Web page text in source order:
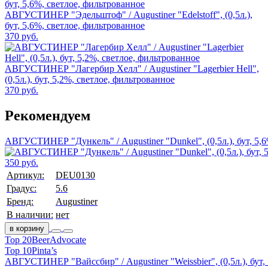
АВГУСТИНЕР "Эдельштоф" / Augustiner "Edelstoff", (0,5л.),
бут, 5,6%, светлое, фильтрованное
370 руб.
АВГУСТИНЕР "Лагербир Хелл" / Augustiner "Lagerbier Hell",
(0,5л.), бут, 5,2%, светлое, фильтрованное
370 руб.
Рекомендуем
АВГУСТИНЕР "Дункель" / Augustiner "Dunkel", (0,5л.), бут,
350 руб.
Артикул:
DEU0130
Градус:
5.6
Бренд:
Augustiner
В наличии: нет
в корзину
Top 20BeerAdvocate
Top 10Pinta’s
АВГУСТИНЕР "Вайссбир" / Augustiner "Weissbier", (0,5л.), бут,